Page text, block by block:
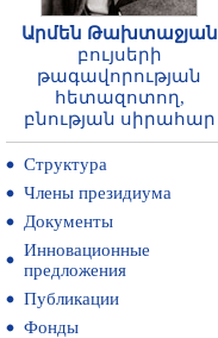
Արմեն Թախտաջյան
բույսերի
թագավորության
հետազոտող,
բնության սիրահար
Структура
Члены президиума
Документы
Инновационные
предложения
Публикации
Фонды